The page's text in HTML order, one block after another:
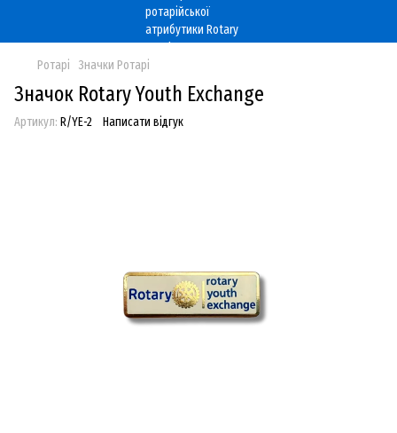
Ротарі Значки Ротарі
Значок Rotary Youth Exchange
Артикул: R/YE-2 Написати відгук